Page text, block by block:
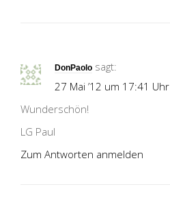
DonPaolo sagt:
27 Mai ’12 um 17:41 Uhr
Wunderschön!
LG Paul
Zum Antworten anmelden